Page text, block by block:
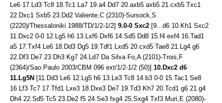
Le6 17.Ld3 Tc8 18.Tc1 La7 19.a4 Dd7 20.axb5 axb5 21.cxb5 Txc1
22.Dxc1 Sxb5 23.Dd2 Valiente,C (2310)-Sursock,S
(2220)/Thessaloniki 1988/TD/1/2-1/2] 9.0-0 Sxc2 [9...d6 10.Kh1 Sxc2
11.Dxc2 0-0 12.Lg5 h6 13.Lxf6 Dxf6 14.Sd5 Dd8 15.f4 exf4 16.Tad1
a5 17.Txf4 Le6 18.Dd3 Dg5 19.Tdf1 Lxd5 20.cxd5 Tae8 21.Lg4 g6
22.Df3 De7 23.Dh3 Kg7 24.Ld7 Da Silva Fo,A (2101)-Trois,F
(2364)/Sao Paulo 2003/CBM 096 ext/1/2-1/2 (50)] 10.Dxc2 d6
11.Lg5N [11.Dd3 Le6 12.Lg5 h6 13.Le3 Tc8 14.b3 0-0 15.Tac1 Se8
16.Lf3 Tc7 17.Tfd1 Lxe3 18.Dxe3 De7 19.Td3 Kh7 20.Tcd1 g6 21.g4
Dh4 22.Sd5 Tc5 23.De2 f5 24.Se3 fxg4 25.Sxg4 Txf3 Muri,E (2080)-